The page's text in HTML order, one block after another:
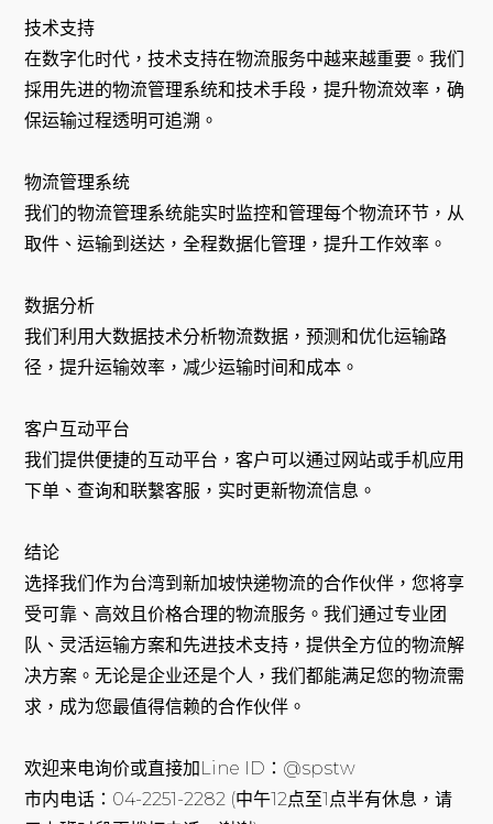
技术支持
在数字化时代，技术支持在物流服务中越来越重要。我们
採用先进的物流管理系统和技术手段，提升物流效率，确
保运输过程透明可追溯。
物流管理系统
我们的物流管理系统能实时监控和管理每个物流环节，从
取件、运输到送达，全程数据化管理，提升工作效率。
数据分析
我们利用大数据技术分析物流数据，预测和优化运输路
径，提升运输效率，减少运输时间和成本。
客户互动平台
我们提供便捷的互动平台，客户可以通过网站或手机应用
下单、查询和联繫客服，实时更新物流信息。
结论
选择我们作为台湾到新加坡快递物流的合作伙伴，您将享
受可靠、高效且价格合理的物流服务。我们通过专业团
队、灵活运输方案和先进技术支持，提供全方位的物流解
决方案。无论是企业还是个人，我们都能满足您的物流需
求，成为您最值得信赖的合作伙伴。
欢迎来电询价或直接加Line ID：@spstw
市内电话：04-2251-2282 (中午12点至1点半有休息，请